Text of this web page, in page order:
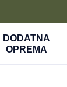
DODATNA
OPREMA